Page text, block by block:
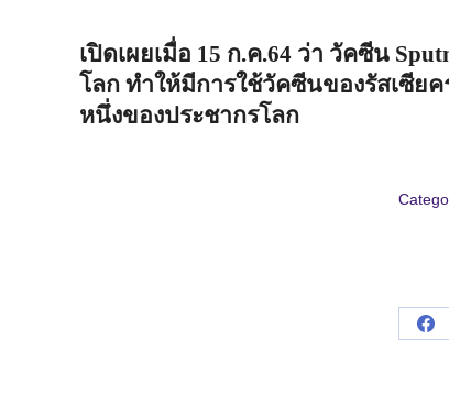
เปิดเผยเมื่อ 15 ก.ค.64 ว่า วัคซีน
โลก ทำให้มีการใช้วัคซีนของรัสเซีย
หนึ่งของประชากรโลก